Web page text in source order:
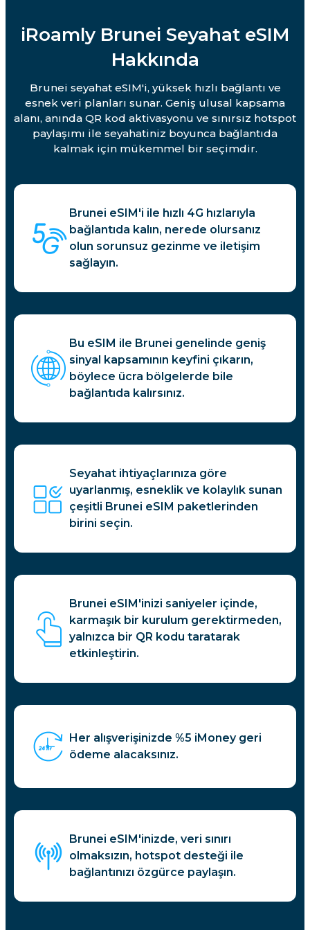
iRoamly Brunei Seyahat eSIM
Hakkında
Brunei seyahat eSIM'i, yüksek hızlı bağlantı ve
esnek veri planları sunar. Geniş ulusal kapsama
alanı, anında QR kod aktivasyonu ve sınırsız hotspot
paylaşımı ile seyahatiniz boyunca bağlantıda
kalmak için mükemmel bir seçimdir.
Brunei eSIM'i ile hızlı 4G hızlarıyla
bağlantıda kalın, nerede olursanız
olun sorunsuz gezinme ve iletişim
sağlayın.
Bu eSIM ile Brunei genelinde geniş
sinyal kapsamının keyfini çıkarın,
böylece ücra bölgelerde bile
bağlantıda kalırsınız.
Seyahat ihtiyaçlarınıza göre
uyarlanmış, esneklik ve kolaylık sunan
çeşitli Brunei eSIM paketlerinden
birini seçin.
Brunei eSIM'inizi saniyeler içinde,
karmaşık bir kurulum gerektirmeden,
yalnızca bir QR kodu taratarak
etkinleştirin.
Her alışverişinizde %5 iMoney geri
ödeme alacaksınız.
Brunei eSIM'inizde, veri sınırı
olmaksızın, hotspot desteği ile
bağlantınızı özgürce paylaşın.